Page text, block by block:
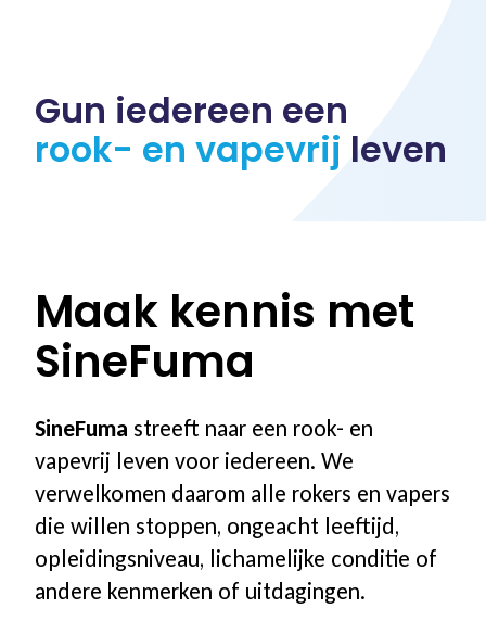
Waarom samenwerken met SineFuma
Verwijsformulier
Voor bedrijven
Waarom begeleiding voor uw
medewerkers
Gun iedereen een
rook- en vapevrij leven
Maak kennis met
SineFuma
SineFuma streeft naar een rook- en
vapevrij leven voor iedereen. We
verwelkomen daarom alle rokers en vapers
die willen stoppen, ongeacht leeftijd,
opleidingsniveau, lichamelijke conditie of
andere kenmerken of uitdagingen.